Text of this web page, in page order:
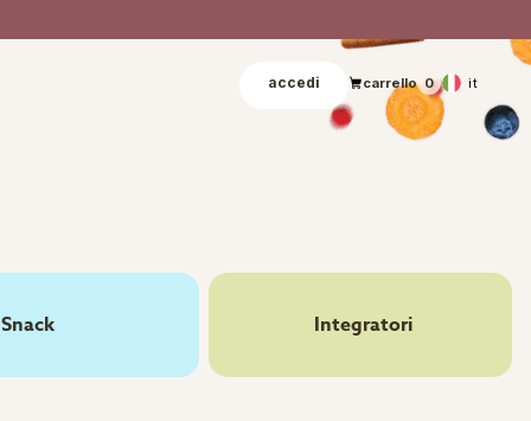
accedi carrello 0 it
Snack Integratori